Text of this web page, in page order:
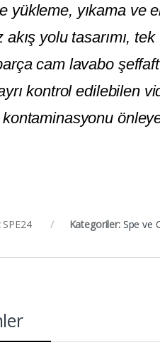
yükleme, yıkama ve
akış yolu tasarımı,
cam lavabo
kontrol edilebilen
SPE24 Kategoriler: Spe ve